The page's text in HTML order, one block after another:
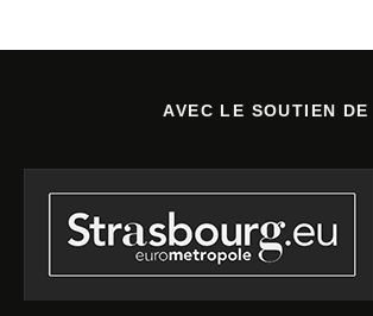
AVEC LE SOUTIEN DE